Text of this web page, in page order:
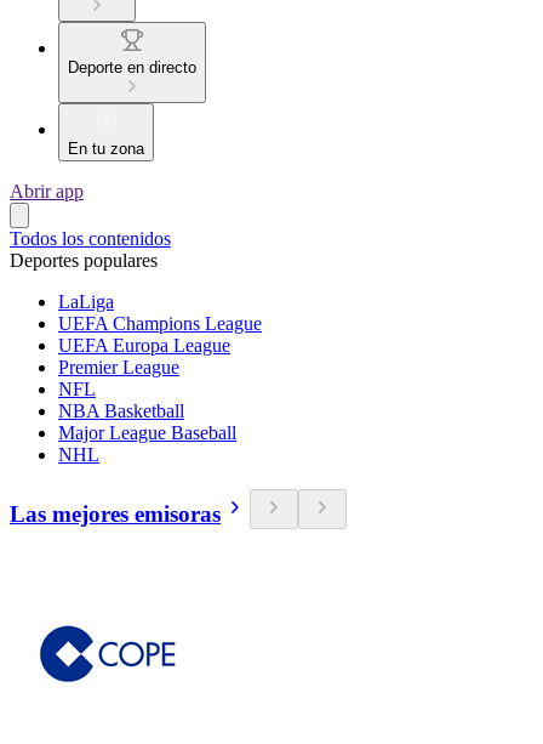
Deporte en directo
En tu zona
Abrir app
Todos los contenidos
Deportes populares
LaLiga
UEFA Champions League
UEFA Europa League
Premier League
NFL
NBA Basketball
Major League Baseball
NHL
Las mejores emisoras